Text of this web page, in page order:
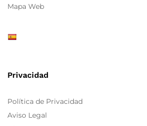
Mapa Web
Privacidad
Política de Privacidad
Aviso Legal